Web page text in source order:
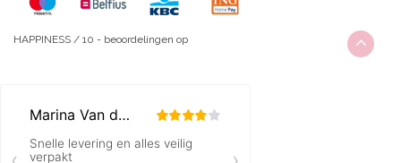
HAPPINESS / 10 - beoordelingen op